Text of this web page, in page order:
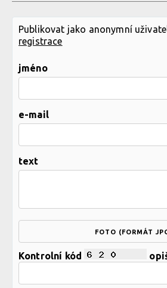
Publikovat jako anonymní
registrace
jméno
e-mail
text
FOTO (FORMÁT
Kontrolní kód